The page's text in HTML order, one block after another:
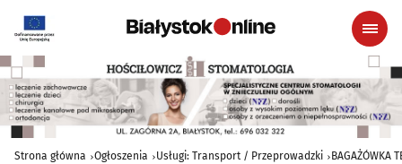
Strona główna Ogłoszenia Usługi: Transport / Przeprowadzki BAGAŻÓWKA